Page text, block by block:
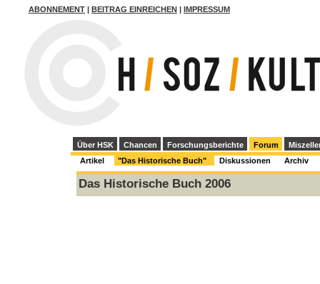
ABONNEMENT BEITRAG EINREICHEN IMPRESSUM
Über HSK Chancen Forschungsberichte Forum
Artikel
"Das Historische Buch" Diskussionen Archiv
Das Historische Buch 2006